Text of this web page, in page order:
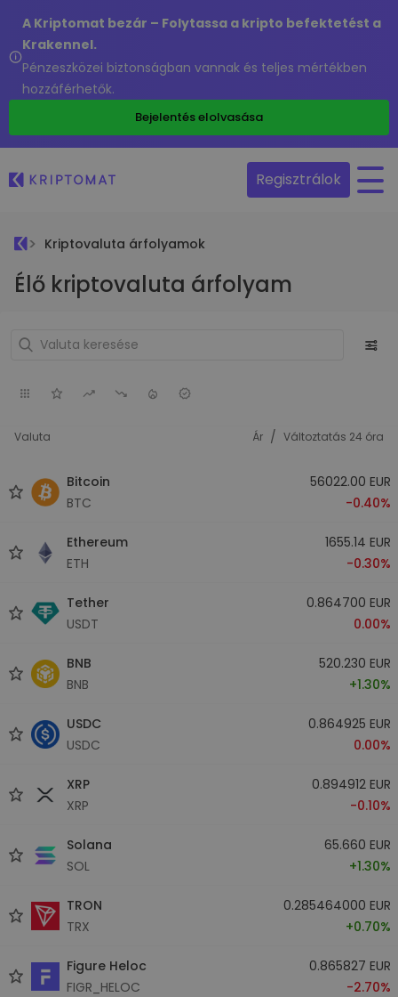
A Kriptomat bezár – Folytassa a kripto befektetést a
Krakennel.
Pénzeszközei biztonságban vannak és teljes mértékben
hozzáférhetők.
Bejelentés elolvasása
Regisztrálok
Kriptovaluta árfolyamok
Élő kriptovaluta árfolyam
Valuta Ár / Változtatás 24 óra
Bitcoin
BTC
56022.00 EUR
-0.40%
Ethereum
ETH
1655.14 EUR
-0.30%
Tether
USDT
0.864700 EUR
0.00%
BNB
BNB
520.230 EUR
+1.30%
USDC
USDC
0.864925 EUR
0.00%
XRP
XRP
0.894912 EUR
-0.10%
Solana
SOL
65.660 EUR
+1.30%
TRON
TRX
0.285464000 EUR
+0.70%
Figure Heloc
FIGR_HELOC
0.865827 EUR
-2.70%